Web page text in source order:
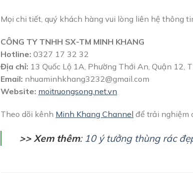
Mọi chi tiết, quý khách hàng vui lòng liên hệ thông
CÔNG TY TNHH SX-TM MINH KHANG
Hotline: 0327 17 32 32
Địa chỉ: 13 Quốc Lộ 1A, Phường Thới An, Quận 12,
Email: nhuaminhkhang3232@gmail.com
Website: moitruongsong.net.vn
Theo dõi kênh Minh Khang Channel để trải nghiệm
>> Xem thêm: 10 ý tưởng thùng rác